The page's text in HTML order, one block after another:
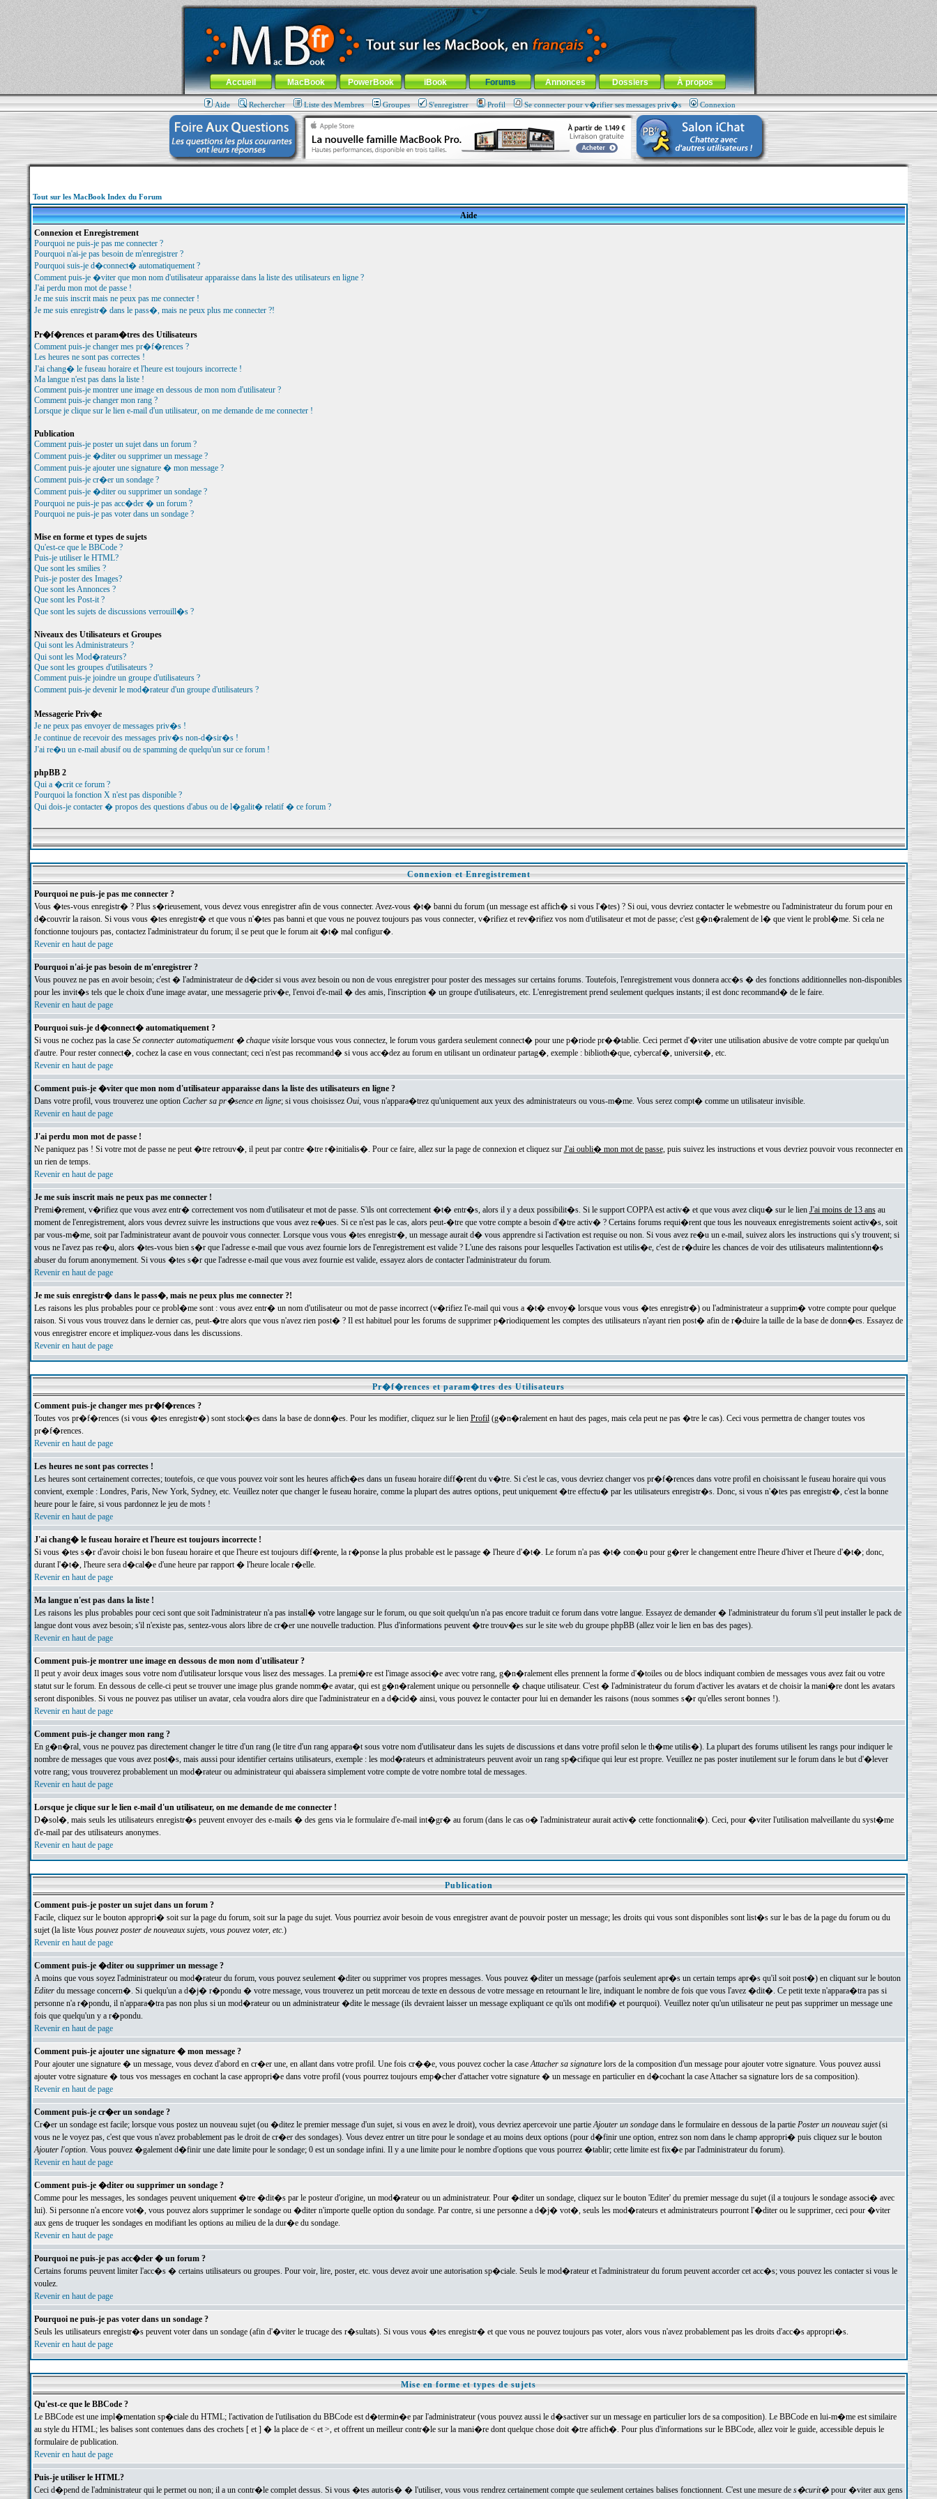
MacBook-fr.com : 100% Apple... 100% nomade !
Aller au contenu-Aller au menu général-Aller au menu de la rubrique
Menu général
Accueil MacBook PowerBook iBook Forums Annonces Dossiers À propos
Aide Rechercher Liste des Membres Groupes S'enregistrer Profil Se connecter pour v�rifier ses messages priv�s Connexion
Tout sur les MacBook Index du Forum
Aide
Connexion et Enregistrement
Pourquoi ne puis-je pas me connecter ?
Pourquoi n'ai-je pas besoin de m'enregistrer ?
Pourquoi suis-je d�connect� automatiquement ?
Comment puis-je �viter que mon nom d'utilisateur apparaisse dans la liste des utilisateurs en ligne ?
J'ai perdu mon mot de passe !
Je me suis inscrit mais ne peux pas me connecter !
Je me suis enregistr� dans le pass�, mais ne peux plus me connecter ?!
Pr�f�rences et param�tres des Utilisateurs
Comment puis-je changer mes pr�f�rences ?
Les heures ne sont pas correctes !
J'ai chang� le fuseau horaire et l'heure est toujours incorrecte !
Ma langue n'est pas dans la liste !
Comment puis-je montrer une image en dessous de mon nom d'utilisateur ?
Comment puis-je changer mon rang ?
Lorsque je clique sur le lien e-mail d'un utilisateur, on me demande de me connecter !
Publication
Comment puis-je poster un sujet dans un forum ?
Comment puis-je �diter ou supprimer un message ?
Comment puis-je ajouter une signature � mon message ?
Comment puis-je cr�er un sondage ?
Comment puis-je �diter ou supprimer un sondage ?
Pourquoi ne puis-je pas acc�der � un forum ?
Pourquoi ne puis-je pas voter dans un sondage ?
Mise en forme et types de sujets
Qu'est-ce que le BBCode ?
Puis-je utiliser le HTML?
Que sont les smilies ?
Puis-je poster des Images?
Que sont les Annonces ?
Que sont les Post-it ?
Que sont les sujets de discussions verrouill�s ?
Niveaux des Utilisateurs et Groupes
Qui sont les Administrateurs ?
Qui sont les Mod�rateurs?
Que sont les groupes d'utilisateurs ?
Comment puis-je joindre un groupe d'utilisateurs ?
Comment puis-je devenir le mod�rateur d'un groupe d'utilisateurs ?
Messagerie Priv�e
Je ne peux pas envoyer de messages priv�s !
Je continue de recevoir des messages priv�s non-d�sir�s !
J'ai re�u un e-mail abusif ou de spamming de quelqu'un sur ce forum !
phpBB 2
Qui a �crit ce forum ?
Pourquoi la fonction X n'est pas disponible ?
Qui dois-je contacter � propos des questions d'abus ou de l�galit� relatif � ce forum ?
Connexion et Enregistrement
Pourquoi ne puis-je pas me connecter ?
Vous �tes-vous enregistr� ? Plus s�rieusement, vous devez vous enregistrer afin de vous connecter. Avez-vous �t� banni du forum (un message est affich� si vous l'�tes) ? Si oui, vous devriez contacter le webmestre ou l'administrateur du forum pour en
d�couvrir la raison. Si vous vous �tes enregistr� et que vous n'�tes pas banni et que vous ne pouvez toujours pas vous connecter, v�rifiez et rev�rifiez vos nom d'utilisateur et mot de passe; c'est g�n�ralement de l� que vient le probl�me. Si cela ne
fonctionne toujours pas, contactez l'administrateur du forum; il se peut que le forum ait �t� mal configur�.
Revenir en haut de page
Pourquoi n'ai-je pas besoin de m'enregistrer ?
Vous pouvez ne pas en avoir besoin; c'est � l'administrateur de d�cider si vous avez besoin ou non de vous enregistrer pour poster des messages sur certains forums. Toutefois, l'enregistrement vous donnera acc�s � des fonctions additionnelles non-disponibles
pour les invit�s tels que le choix d'une image avatar, une messagerie priv�e, l'envoi d'e-mail � des amis, l'inscription � un groupe d'utilisateurs, etc. L'enregistrement prend seulement quelques instants; il est donc recommand� de le faire.
Revenir en haut de page
Pourquoi suis-je d�connect� automatiquement ?
Si vous ne cochez pas la case Se connecter automatiquement � chaque visitelorsque vous vous connectez, le forum vous gardera seulement connect� pour une p�riode pr��tablie. Ceci permet d'�viter une utilisation abusive de votre compte par quelqu'un
d'autre. Pour rester connect�, cochez la case en vous connectant; ceci n'est pas recommand� si vous acc�dez au forum en utilisant un ordinateur partag�, exemple : biblioth�que, cybercaf�, universit�, etc.
Revenir en haut de page
Comment puis-je �viter que mon nom d'utilisateur apparaisse dans la liste des utilisateurs en ligne ?
Dans votre profil, vous trouverez une option Cacher sa pr�sence en ligne; si vous choisissez Oui, vous n'appara�trez qu'uniquement aux yeux des administrateurs ou vous-m�me. Vous serez compt� comme un utilisateur invisible.
Revenir en haut de page
J'ai perdu mon mot de passe !
Ne paniquez pas ! Si votre mot de passe ne peut �tre retrouv�, il peut par contre �tre r�initialis�. Pour ce faire, allez sur la page de connexion et cliquez sur J'ai oubli� mon mot de passe, puis suivez les instructions et vous devriez pouvoir vous reconnecter en
un rien de temps.
Revenir en haut de page
Je me suis inscrit mais ne peux pas me connecter !
Premi�rement, v�rifiez que vous avez entr� correctement vos nom d'utilisateur et mot de passe. S'ils ont correctement �t� entr�s, alors il y a deux possibilit�s. Si le support COPPA est activ� et que vous avez cliqu� sur le lien J'ai moins de 13 ansau
moment de l'enregistrement, alors vous devrez suivre les instructions que vous avez re�ues. Si ce n'est pas le cas, alors peut-�tre que votre compte a besoin d'�tre activ� ? Certains forums requi�rent que tous les nouveaux enregistrements soient activ�s, soit
par vous-m�me, soit par l'administrateur avant de pouvoir vous connecter. Lorsque vous vous �tes enregistr�, un message aurait d� vous apprendre si l'activation est requise ou non. Si vous avez re�u un e-mail, suivez alors les instructions qui s'y trouvent; si
vous ne l'avez pas re�u, alors �tes-vous bien s�r que l'adresse e-mail que vous avez fournie lors de l'enregistrement est valide ? L'une des raisons pour lesquelles l'activation est utilis�e, c'est de r�duire les chances de voir des utilisateurs malintentionn�s
abuser du forum anonymement. Si vous �tes s�r que l'adresse e-mail que vous avez fournie est valide, essayez alors de contacter l'administrateur du forum.
Revenir en haut de page
Je me suis enregistr� dans le pass�, mais ne peux plus me connecter ?!
Les raisons les plus probables pour ce probl�me sont : vous avez entr� un nom d'utilisateur ou mot de passe incorrect (v�rifiez l'e-mail qui vous a �t� envoy� lorsque vous vous �tes enregistr�) ou l'administrateur a supprim� votre compte pour quelque
raison. Si vous vous trouvez dans le dernier cas, peut-�tre alors que vous n'avez rien post� ? Il est habituel pour les forums de supprimer p�riodiquement les comptes des utilisateurs n'ayant rien post� afin de r�duire la taille de la base de donn�es. Essayez de
vous enregistrer encore et impliquez-vous dans les discussions.
Revenir en haut de page
Pr�f�rences et param�tres des Utilisateurs
Comment puis-je changer mes pr�f�rences ?
Toutes vos pr�f�rences (si vous �tes enregistr�) sont stock�es dans la base de donn�es. Pour les modifier, cliquez sur le lien Profil(g�n�ralement en haut des pages, mais cela peut ne pas �tre le cas). Ceci vous permettra de changer toutes vos
pr�f�rences.
Revenir en haut de page
Les heures ne sont pas correctes !
Les heures sont certainement correctes; toutefois, ce que vous pouvez voir sont les heures affich�es dans un fuseau horaire diff�rent du v�tre. Si c'est le cas, vous devriez changer vos pr�f�rences dans votre profil en choisissant le fuseau horaire qui vous
convient, exemple : Londres, Paris, New York, Sydney, etc. Veuillez noter que changer le fuseau horaire, comme la plupart des autres options, peut uniquement �tre effectu� par les utilisateurs enregistr�s. Donc, si vous n'�tes pas enregistr�, c'est la bonne
heure pour le faire, si vous pardonnez le jeu de mots !
Revenir en haut de page
J'ai chang� le fuseau horaire et l'heure est toujours incorrecte !
Si vous �tes s�r d'avoir choisi le bon fuseau horaire et que l'heure est toujours diff�rente, la r�ponse la plus probable est le passage � l'heure d'�t�. Le forum n'a pas �t� con�u pour g�rer le changement entre l'heure d'hiver et l'heure d'�t�; donc,
durant l'�t�, l'heure sera d�cal�e d'une heure par rapport � l'heure locale r�elle.
Revenir en haut de page
Ma langue n'est pas dans la liste !
Les raisons les plus probables pour ceci sont que soit l'administrateur n'a pas install� votre langage sur le forum, ou que soit quelqu'un n'a pas encore traduit ce forum dans votre langue. Essayez de demander � l'administrateur du forum s'il peut installer le pack de
langue dont vous avez besoin; s'il n'existe pas, sentez-vous alors libre de cr�er une nouvelle traduction. Plus d'informations peuvent �tre trouv�es sur le site web du groupe phpBB (allez voir le lien en bas des pages).
Revenir en haut de page
Comment puis-je montrer une image en dessous de mon nom d'utilisateur ?
Il peut y avoir deux images sous votre nom d'utilisateur lorsque vous lisez des messages. La premi�re est l'image associ�e avec votre rang, g�n�ralement elles prennent la forme d'�toiles ou de blocs indiquant combien de messages vous avez fait ou votre
statut sur le forum. En dessous de celle-ci peut se trouver une image plus grande nomm�e avatar, qui est g�n�ralement unique ou personnelle � chaque utilisateur. C'est � l'administrateur du forum d'activer les avatars et de choisir la mani�re dont les avatars
seront disponibles. Si vous ne pouvez pas utiliser un avatar, cela voudra alors dire que l'administrateur en a d�cid� ainsi, vous pouvez le contacter pour lui en demander les raisons (nous sommes s�r qu'elles seront bonnes !).
Revenir en haut de page
Comment puis-je changer mon rang ?
En g�n�ral, vous ne pouvez pas directement changer le titre d'un rang (le titre d'un rang appara�t sous votre nom d'utilisateur dans les sujets de discussions et dans votre profil selon le th�me utilis�). La plupart des forums utilisent les rangs pour indiquer le
nombre de messages que vous avez post�s, mais aussi pour identifier certains utilisateurs, exemple : les mod�rateurs et administrateurs peuvent avoir un rang sp�cifique qui leur est propre. Veuillez ne pas poster inutilement sur le forum dans le but d'�lever
votre rang; vous trouverez probablement un mod�rateur ou administrateur qui abaissera simplement votre compte de votre nombre total de messages.
Revenir en haut de page
Lorsque je clique sur le lien e-mail d'un utilisateur, on me demande de me connecter !
D�sol�, mais seuls les utilisateurs enregistr�s peuvent envoyer des e-mails � des gens via le formulaire d'e-mail int�gr� au forum (dans le cas o� l'administrateur aurait activ� cette fonctionnalit�). Ceci, pour �viter l'utilisation malveillante du syst�me
d'e-mail par des utilisateurs anonymes.
Revenir en haut de page
Publication
Comment puis-je poster un sujet dans un forum ?
Facile, cliquez sur le bouton appropri� soit sur la page du forum, soit sur la page du sujet. Vous pourriez avoir besoin de vous enregistrer avant de pouvoir poster un message; les droits qui vous sont disponibles sont list�s sur le bas de la page du forum ou du
sujet (la liste Vous pouvez poster de nouveaux sujets, vous pouvez voter, etc.)
Revenir en haut de page
Comment puis-je �diter ou supprimer un message ?
A moins que vous soyez l'administrateur ou mod�rateur du forum, vous pouvez seulement �diter ou supprimer vos propres messages. Vous pouvez �diter un message (parfois seulement apr�s un certain temps apr�s qu'il soit post�) en cliquant sur le bouton
Editerdu message concern�. Si quelqu'un a d�j� r�pondu � votre message, vous trouverez un petit morceau de texte en dessous de votre message en retournant le lire, indiquant le nombre de fois que vous l'avez �dit�. Ce petit texte n'appara�tra pas si
personne n'a r�pondu, il n'appara�tra pas non plus si un mod�rateur ou un administrateur �dite le message (ils devraient laisser un message expliquant ce qu'ils ont modifi� et pourquoi). Veuillez noter qu'un utilisateur ne peut pas supprimer un message une
fois que quelqu'un y a r�pondu.
Revenir en haut de page
Comment puis-je ajouter une signature � mon message ?
Pour ajouter une signature � un message, vous devez d'abord en cr�er une, en allant dans votre profil. Une fois cr��e, vous pouvez cocher la caseAttacher sa signaturelors de la composition d'un message pour ajouter votre signature. Vous pouvez aussi
ajouter votre signature � tous vos messages en cochant la case appropri�e dans votre profil (vous pourrez toujours emp�cher d'attacher votre signature � un message en particulier en d�cochant la case Attacher sa signature lors de sa composition).
Revenir en haut de page
Comment puis-je cr�er un sondage ?
Cr�er un sondage est facile; lorsque vous postez un nouveau sujet (ou �ditez le premier message d'un sujet, si vous en avez le droit), vous devriez apercevoir une partieAjouter un sondagedans le formulaire en dessous de la partie Poster un nouveau sujet(si
vous ne le voyez pas, c'est que vous n'avez probablement pas le droit de cr�er des sondages). Vous devez entrer un titre pour le sondage et au moins deux options (pour d�finir une option, entrez son nom dans le champ appropri� puis cliquez sur le bouton
Ajouter l'option. Vous pouvez �galement d�finir une date limite pour le sondage; 0 est un sondage infini. Il y a une limite pour le nombre d'options que vous pourrez �tablir; cette limite est fix�e par l'administrateur du forum).
Revenir en haut de page
Comment puis-je �diter ou supprimer un sondage ?
Comme pour les messages, les sondages peuvent uniquement �tre �dit�s par le posteur d'origine, un mod�rateur ou un administrateur. Pour �diter un sondage, cliquez sur le bouton 'Editer' du premier message du sujet (il a toujours le sondage associ� avec
lui). Si personne n'a encore vot�, vous pouvez alors supprimer le sondage ou �diter n'importe quelle option du sondage. Par contre, si une personne a d�j� vot�, seuls les mod�rateurs et administrateurs pourront l'�diter ou le supprimer, ceci pour �viter
aux gens de truquer les sondages en modifiant les options au milieu de la dur�e du sondage.
Revenir en haut de page
Pourquoi ne puis-je pas acc�der � un forum ?
Certains forums peuvent limiter l'acc�s � certains utilisateurs ou groupes. Pour voir, lire, poster, etc. vous devez avoir une autorisation sp�ciale. Seuls le mod�rateur et l'administrateur du forum peuvent accorder cet acc�s; vous pouvez les contacter si vous le
voulez.
Revenir en haut de page
Pourquoi ne puis-je pas voter dans un sondage ?
Seuls les utilisateurs enregistr�s peuvent voter dans un sondage (afin d'�viter le trucage des r�sultats). Si vous vous �tes enregistr� et que vous ne pouvez toujours pas voter, alors vous n'avez probablement pas les droits d'acc�s appropri�s.
Revenir en haut de page
Mise en forme et types de sujets
Qu'est-ce que le BBCode ?
Le BBCode est une impl�mentation sp�ciale du HTML; l'activation de l'utilisation du BBCode est d�termin�e par l'administrateur (vous pouvez aussi le d�sactiver sur un message en particulier lors de sa composition). Le BBCode en lui-m�me est similaire
au style du HTML; les balises sont contenues dans des crochets [ et ] � la place de < et >, et offrent un meilleur contr�le sur la mani�re dont quelque chose doit �tre affich�. Pour plus d'informations sur le BBCode, allez voir le guide, accessible depuis le
formulaire de publication.
Revenir en haut de page
Puis-je utiliser le HTML?
Ceci d�pend de l'administrateur qui le permet ou non; il a un contr�le complet dessus. Si vous �tes autoris� � l'utiliser, vous vous rendrez certainement compte que seulement certaines balises fonctionnent. C'est une mesure de s�curit�pour �viter aux gens